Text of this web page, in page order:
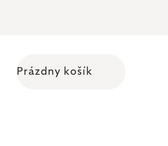
Prázdny košík